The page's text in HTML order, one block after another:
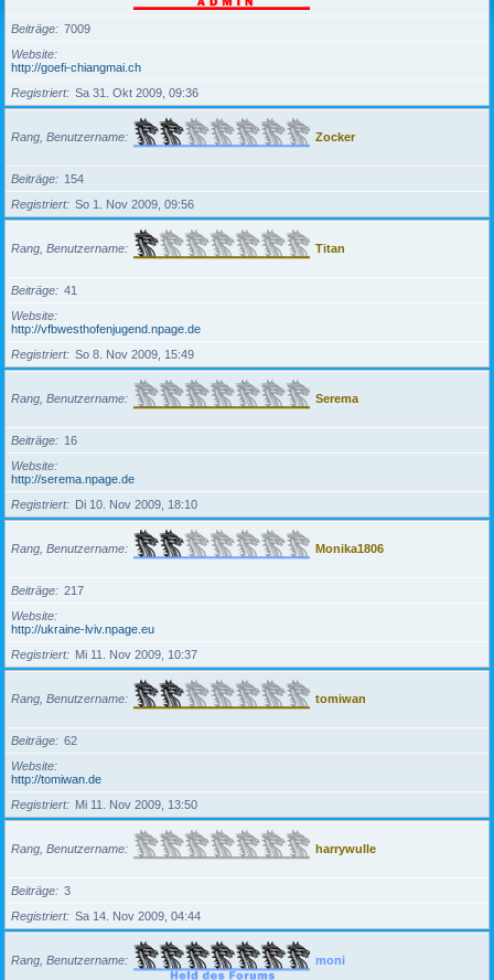
Beiträge
7009
Website
http://goefi-chiangmai.ch
Registriert
Sa 31. Okt 2009, 09:36
Rang, Benutzername Zocker
Beiträge
154
Registriert
So 1. Nov 2009, 09:56
Rang, Benutzername Titan
Beiträge
41
Website
http://vfbwesthofenjugend.npage.de
Registriert
So 8. Nov 2009, 15:49
Rang, Benutzername Serema
Beiträge
16
Website
http://serema.npage.de
Registriert
Di 10. Nov 2009, 18:10
Rang, Benutzername Monika1806
Beiträge
217
Website
http://ukraine-lviv.npage.eu
Registriert
Mi 11. Nov 2009, 10:37
Rang, Benutzername tomiwan
Beiträge
62
Website
http://tomiwan.de
Registriert
Mi 11. Nov 2009, 13:50
Rang, Benutzername harrywulle
Beiträge
3
Registriert
Sa 14. Nov 2009, 04:44
Rang, Benutzername moni